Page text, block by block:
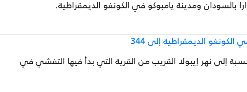
الديمقراطية إلى 344
إلى نهر إيبولا القريب من القرية التي بدأ فيها التفشي في